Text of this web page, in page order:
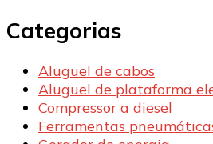
Categorias
Aluguel de cabos
Aluguel de plataforma
Compressor a diesel
Ferramentas